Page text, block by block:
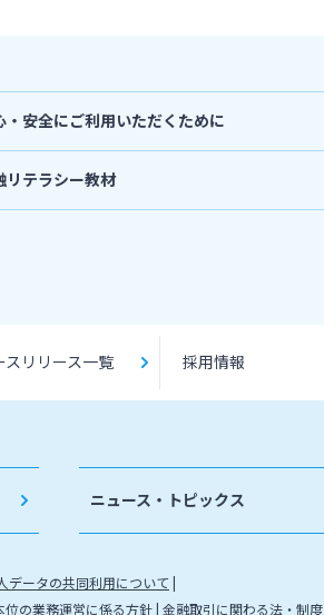
・安全にご利用いただくために
リテラシー教材
スリリース一覧 採用情報
ニュース・トピックス
データの共同利用について
位の業務運営に係る方針 金融取引に関わる法・制度